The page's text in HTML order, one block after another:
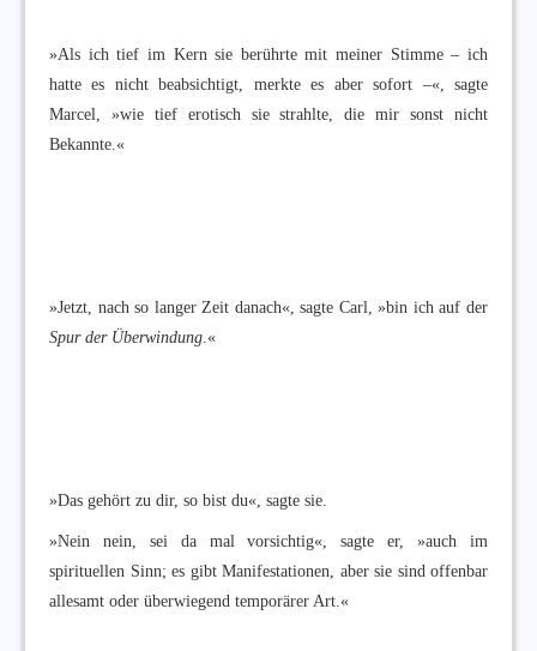
»Als ich tief im Kern sie berührte mit meiner Stimme – ich
hatte es nicht beabsichtigt, merkte es aber sofort –«, sagte
Marcel, »wie tief erotisch sie strahlte, die mir sonst nicht
Bekannte.«
»Jetzt, nach so langer Zeit danach«, sagte Carl, »bin ich auf der
Spur der Überwindung .«
»Das gehört zu dir, so bist du«, sagte sie.
»Nein nein, sei da mal vorsichtig«, sagte er, »auch im
spirituellen Sinn; es gibt Manifestationen, aber sie sind offenbar
allesamt oder überwiegend temporärer Art.«